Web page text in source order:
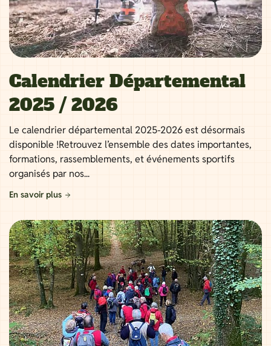
Calendrier Départemental
2025 / 2026
Le calendrier départemental 2025-2026 est désormais
disponible !Retrouvez l’ensemble des dates importantes,
formations, rassemblements, et événements sportifs
organisés par nos...
En savoir plus